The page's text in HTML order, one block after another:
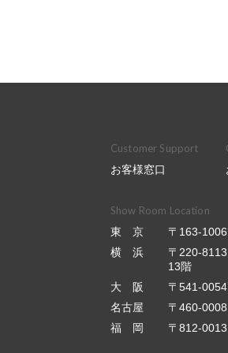
Customer Support
お客様窓口
Show Room Location
東 京
〒163-
横 浜
〒220-
13階
大 阪
〒541-
名古屋
〒460-
福 岡
〒812-